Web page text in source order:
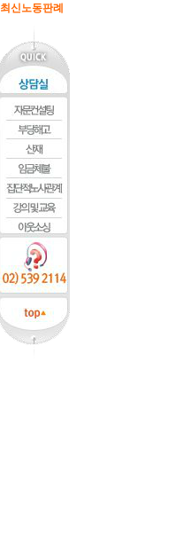
최신노동판례